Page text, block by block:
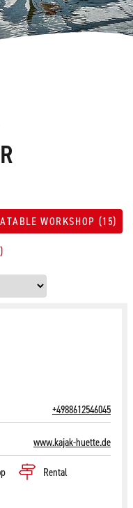
WORKSHOP (15)
+4988612546045
www.kajak-huette.de
Rental